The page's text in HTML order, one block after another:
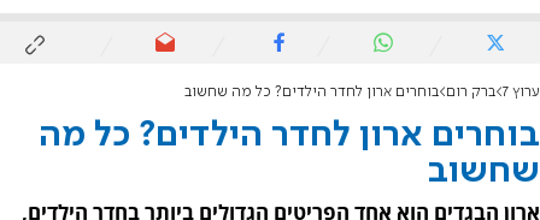
ערוץ 7 ברק רום בוחרים ארון לחדר הילדים? כל מה שחשוב
בוחרים ארון לחדר הילדים? כל מה
שחשוב
ארון הבגדים הוא אחד הפריטים הגדולים ביותר בחדר הילדים,